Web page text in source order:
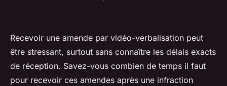
Recevoir une amende par vidéo-verbalisation peut
être stressant, surtout sans connaître les délais exacts
de réception. Savez-vous combien de temps il faut
pour recevoir ces amendes après une infraction